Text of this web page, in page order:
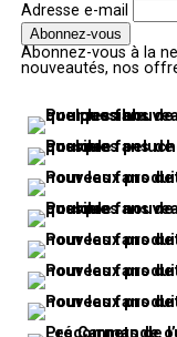
Adresse e-mail
Abonnez-vous à la
nouveautés, nos